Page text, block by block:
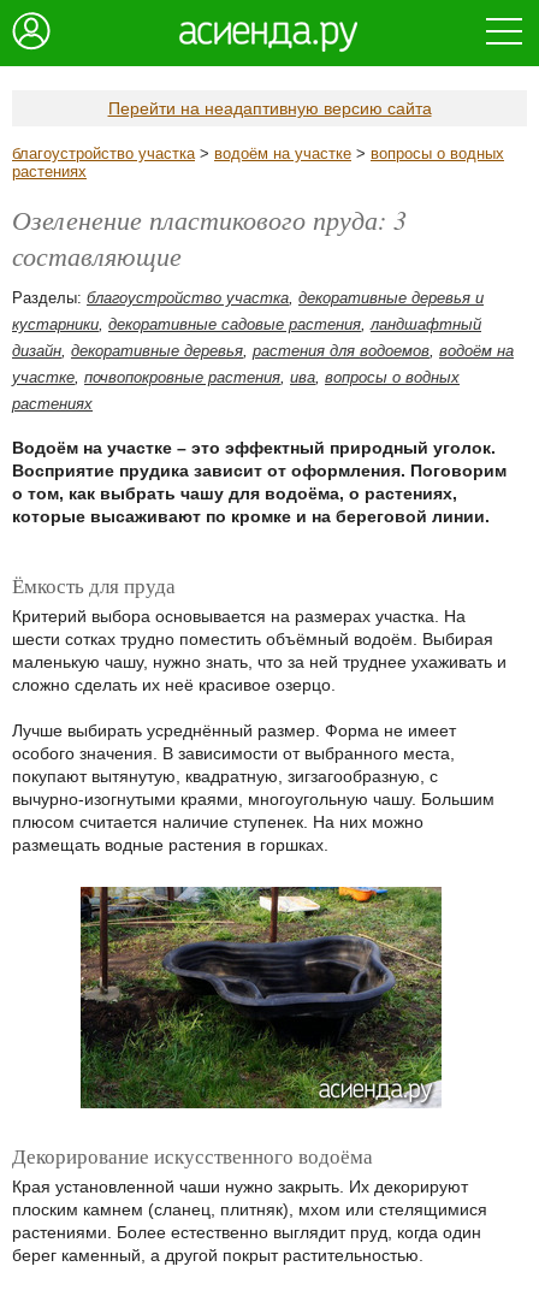
Перейти на неадаптивную версию сайта
благоустройство участка> водоём на участке > вопросы о водных
растениях
Озеленение пластикового пруда: 3
составляющие
Разделы: благоустройство участка, декоративные деревья и
кустарники, декоративные садовые растения,ландшафтный
дизайн, декоративные деревья, растения для водоемов, водоём на
участке, почвопокровные растения, ива, вопросы о водных
растениях
Водоём на участке – это эффектный природный уголок.
Восприятие прудика зависит от оформления. Поговорим
о том, как выбрать чашу для водоёма, о растениях,
которые высаживают по кромке и на береговой линии.
Ёмкость для пруда
Критерий выбора основывается на размерах участка. На
шести сотках трудно поместить объёмный водоём. Выбирая
маленькую чашу, нужно знать, что за ней труднее ухаживать и
сложно сделать их неё красивое озерцо.
Лучше выбирать усреднённый размер. Форма не имеет
особого значения. В зависимости от выбранного места,
покупают вытянутую, квадратную, зигзагообразную, с
вычурно-изогнутыми краями, многоугольную чашу. Большим
плюсом считается наличие ступенек. На них можно
размещать водные растения в горшках.
Декорирование искусственного водоёма
Края установленной чаши нужно закрыть. Их декорируют
плоским камнем (сланец, плитняк), мхом или стелящимися
растениями. Более естественно выглядит пруд, когда один
берег каменный, а другой покрыт растительностью.